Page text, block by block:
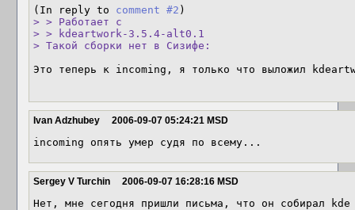
(In reply to comment #2
> > Работает с
> > kdeartwork-3.5.4-alt0.1
> Такой сборки нет в Сизифе:
Это теперь к incoming, я только что выложил
Ivan Adzhubey 2006-09-07 05:24:21 MSD
incoming опять умер судя по всему...
Sergey V Turchin 2006-09-07 16:28:16 MSD
Нет, мне сегодня пришли письма, что он собирал kde